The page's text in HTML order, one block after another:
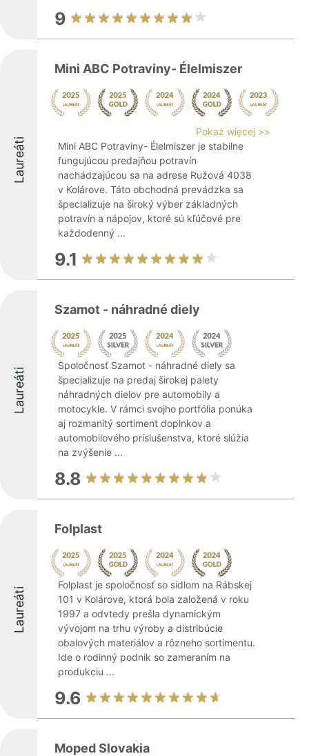
9
Laureáti
Mini ABC Potraviny- Élelmiszer
Pokaż więcej >>
Mini ABC Potraviny- Élelmiszer je stabilne
fungujúcou predajňou potravín
nachádzajúcou sa na adrese Ružová 4038
v Kolárove. Táto obchodná prevádzka sa
špecializuje na široký výber základných
potravín a nápojov, ktoré sú kľúčové pre
každodenný ...
9.1
Laureáti
Szamot - náhradné diely
Spoločnosť Szamot - náhradné diely sa
špecializuje na predaj širokej palety
náhradných dielov pre automobily a
motocykle. V rámci svojho portfólia ponúka
aj rozmanitý sortiment doplnkov a
automobilového príslušenstva, ktoré slúžia
na zvýšenie ...
8.8
Laureáti
Folplast
Folplast je spoločnosť so sídlom na Rábskej
101 v Kolárove, ktorá bola založená v roku
1997 a odvtedy prešla dynamickým
vývojom na trhu výroby a distribúcie
obalových materiálov a rôzneho sortimentu.
Ide o rodinný podnik so zameraním na
produkciu ...
9.6
Moped Slovakia